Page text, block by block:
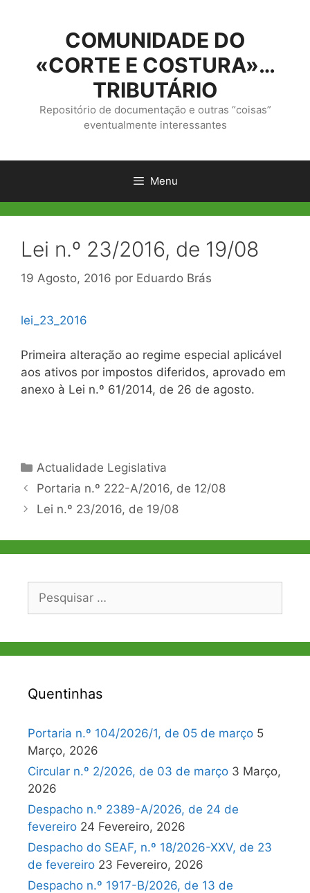
conteúdo
COMUNIDADE DO
«CORTE E COSTURA»…
TRIBUTÁRIO
Repositório de documentação e outras “coisas”
eventualmente interessantes
Menu
Lei n.º 23/2016, de 19/08
19 Agosto, 2016 por Eduardo Brás
lei_23_2016
Primeira alteração ao regime especial aplicável
aos ativos por impostos diferidos, aprovado em
anexo à Lei n.º 61/2014, de 26 de agosto.
Categorias
Actualidade Legislativa
Navegação
de
Portaria n.º 222-A/2016, de 12/08
Lei n.º 23/2016, de 19/08
por:
Quentinhas
Portaria n.º 104/2026/1, de 05 de março 5
Março, 2026
Circular n.º 2/2026, de 03 de março 3 Março,
2026
Despacho n.º 2389-A/2026, de 24 de
fevereiro 24 Fevereiro, 2026
Despacho do SEAF, n.º 18/2026-XXV, de 23
de fevereiro 23 Fevereiro, 2026
Despacho n.º 1917-B/2026, de 13 de